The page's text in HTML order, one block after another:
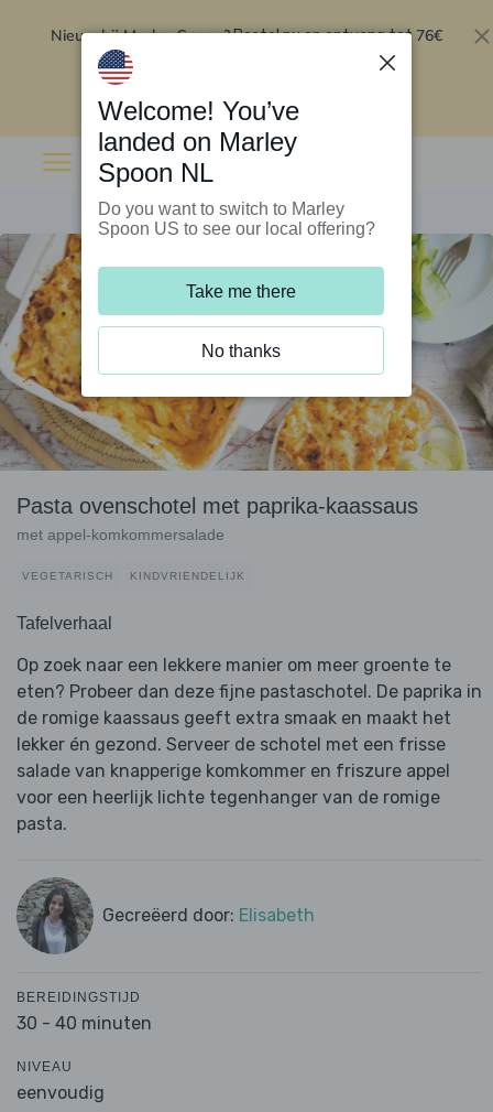
Nieuw bij Marley Spoon?Bestel nu en ontvang tot 76€
Pasta ovenschotel met paprika-kaassaus
met appel-komkommersalade
VEGETARISCH KINDVRIENDELIJK
Tafelverhaal
Op zoek naar een lekkere manier om meer groente te
eten? Probeer dan deze fijne pastaschotel. De paprika in
de romige kaassaus geeft extra smaak en maakt het
lekker én gezond. Serveer de schotel met een frisse
salade van knapperige komkommer en friszure appel
voor een heerlijk lichte tegenhanger van de romige
pasta.
Gecreëerd door: Elisabeth
BEREIDINGSTIJD
30 - 40 minuten
NIVEAU
eenvoudig
Welcome! You’ve
landed on Marley
Spoon NL
Do you want to switch to Marley
Spoon US to see our local offering?
Take me there
No thanks